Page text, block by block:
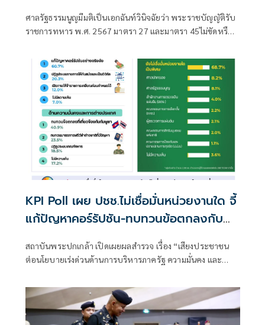
ศาลรัฐธรรมนูญมีมติเป็นเอกฉันท์วินิจฉัยว่า พระราชบัญญัติรับ
ราชการทหาร พ.ศ. 2567 มาตรา 27 และมาตรา 45ไม่ขัดหรือ
KPI Poll เผย ปชช.ไม่เชื่อมั่นหน่วยงานใด จี้
แก้ปัญหาคอร์รัปชัน-ทบทวนข้อตกลงกับ
สถาบันพระปกเกล้า เปิดเผยผลสำรวจ เรื่อง “เสียงประชาชน
ต่อนโยบายเร่งด่วนด้านการบริหารภาครัฐ ความมั่นคง และ
เป็นจริง เป็นประโยชน์” มีมาตรฐานวิชาการ ไม่มุ่งเน้นให้เกิดการ
ชี้นำการเมือง แต่จัดทำเพื่อ “ฟัง” การเมืองจากเสียงของ
ประชาชน